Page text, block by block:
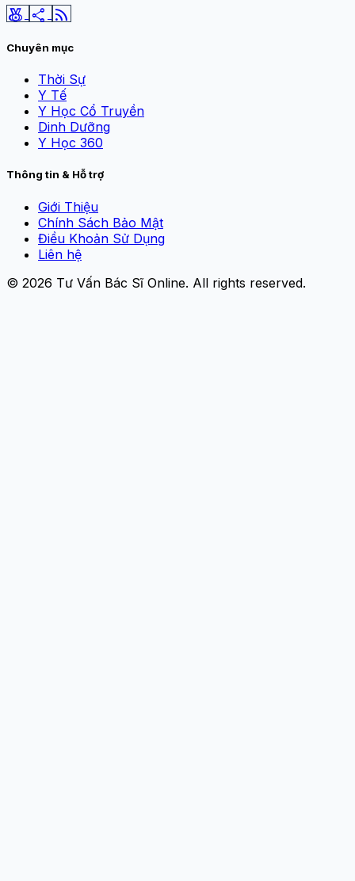
social_leaderboard share rss_feed
Chuyên mục
Thời Sự
Y Tế
Y Học Cổ Truyền
Dinh Dưỡng
Y Học 360
Thông tin & Hỗ trợ
Giới Thiệu
Chính Sách Bảo Mật
Điều Khoản Sử Dụng
Liên hệ
© 2026 Tư Vấn Bác Sĩ Online. All rights reserved.